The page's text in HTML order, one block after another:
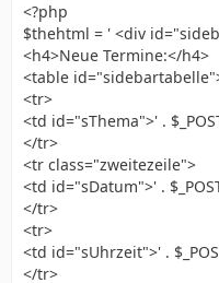
<?php
$thehtml = ' <div
<h4>Neue Termine:</h4>
<table
<tr>
<td id="sThema">' .
</tr>
<tr class="zweitezeile">
<td id="sDatum">' .
</tr>
<tr>
<td id="sUhrzeit">' .
</tr>